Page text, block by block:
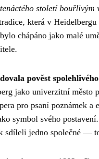
století bouřlivým
která v
chápáno jako malé
pověst
jako univerzitní město
pro psaní poznámek
symbol svého
sdíleli jedno společné —